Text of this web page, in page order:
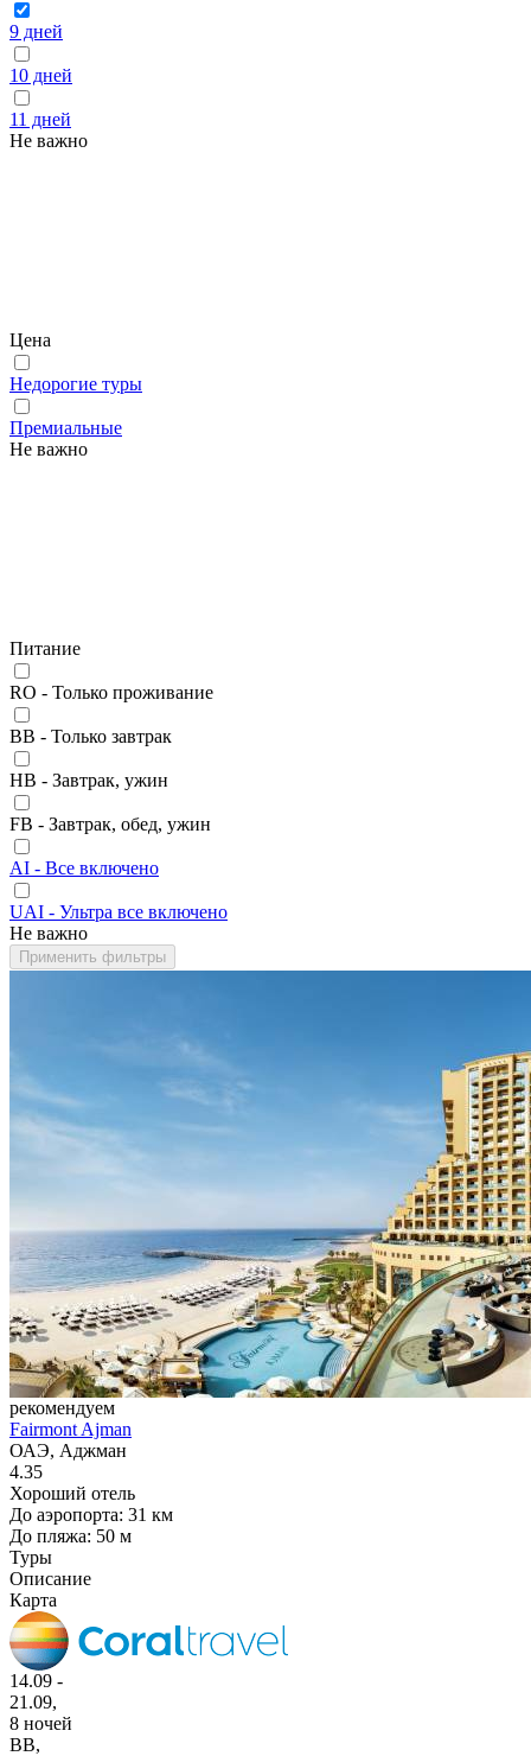
9 дней
10 дней
11 дней
Не важно
Цена
Недорогие туры
Премиальные
Не важно
Питание
RO - Только проживание
BB - Только завтрак
HB - Завтрак, ужин
FB - Завтрак, обед, ужин
AI - Все включено
UAI - Ультра все включено
Не важно
Применить фильтры
рекомендуем
Fairmont Ajman
ОАЭ, Аджман
4.35
Хороший отель
До аэропорта: 31 км
До пляжа: 50 м
Туры
Описание
Карта
14.09 -
21.09,
8 ночей
BB,